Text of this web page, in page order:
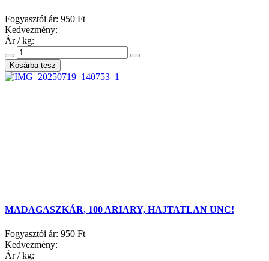
Fogyasztói ár: 950 Ft
Kedvezmény:
Ár / kg:
MADAGASZKÁR, 100 ARIARY, HAJTATLAN UNC!
Fogyasztói ár: 950 Ft
Kedvezmény:
Ár / kg: